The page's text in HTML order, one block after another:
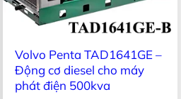
Volvo Penta TAD1641GE –
Động cơ diesel cho máy
phát điện 500kva